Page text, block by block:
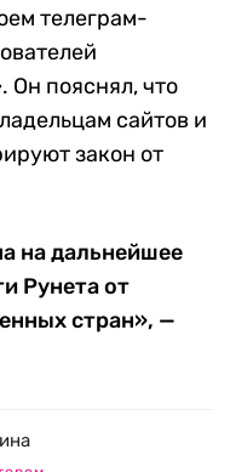
телеграм-
Он пояснял, что
сайтов и
закон от
на дальнейшее
Рунета от
стран», —